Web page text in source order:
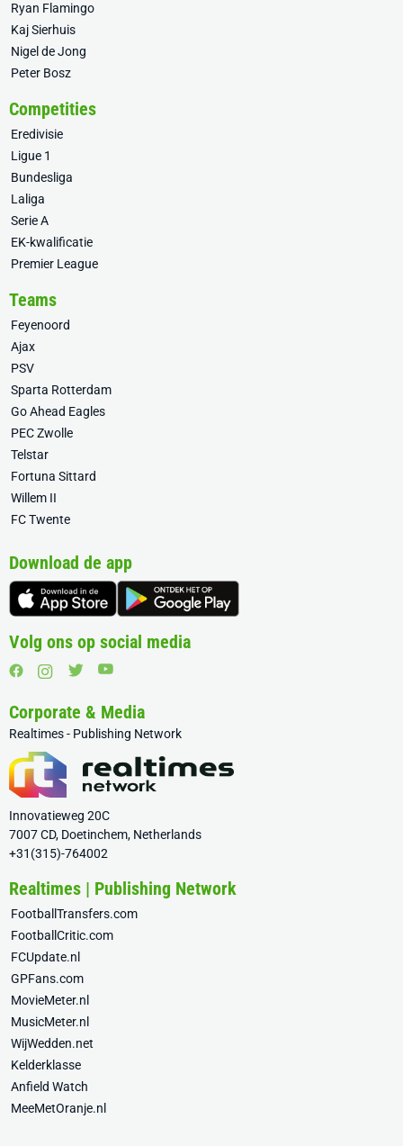
Ryan Flamingo
Kaj Sierhuis
Nigel de Jong
Peter Bosz
Competities
Eredivisie
Ligue 1
Bundesliga
Laliga
Serie A
EK-kwalificatie
Premier League
Teams
Feyenoord
Ajax
PSV
Sparta Rotterdam
Go Ahead Eagles
PEC Zwolle
Telstar
Fortuna Sittard
Willem II
FC Twente
Download de app
Volg ons op social media
Corporate & Media
Realtimes - Publishing Network
Innovatieweg 20C
7007 CD, Doetinchem, Netherlands
+31(315)-764002
Realtimes | Publishing Network
FootballTransfers.com
FootballCritic.com
FCUpdate.nl
GPFans.com
MovieMeter.nl
MusicMeter.nl
WijWedden.net
Kelderklasse
Anfield Watch
MeeMetOranje.nl